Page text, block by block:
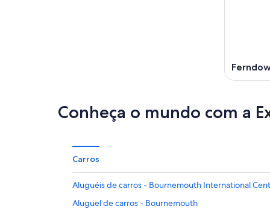
Conheça o mundo com a
Carros
Aluguéis de carros - Bournemouth International
Aluguel de carros - Bournemouth